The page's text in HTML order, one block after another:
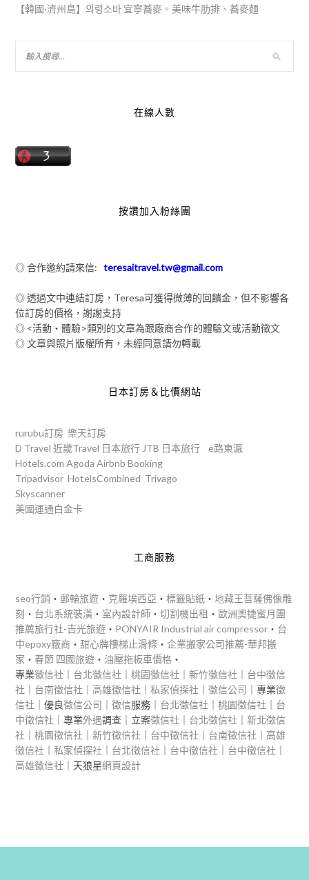
【韓國·濟州島】의령소바 宜寧蕎麥。美味牛肋排、蕎麥麵
在線人數
按讚加入粉絲團
◎ 合作邀約請來信:teresaitravel.tw@gmail.com
◎ 透過文中連結訂房，Teresa可獲得微薄的回饋金，但不影響各
位訂房的價格，謝謝支持
◎ <活動‧體驗>類別的文章為跟廠商合作的體驗文或活動徵文
◎ 文章與照片版權所有，未經同意請勿轉載
日本訂房＆比價網站
rurubu訂房 樂天訂房
D Travel 近畿Travel 日本旅行 JTB 日本旅行
e路東瀛
Hotels.com Agoda Airbnb Booking
Tripadvisor HotelsCombined Trivago
Skyscanner
美國運通白金卡
工商服務
seo行銷 ‧郵輪旅遊 ‧ 克羅埃西亞 ‧標籤貼紙 ‧地藏王菩薩佛像雕
刻 ‧ 台北系統裝潢 ‧ 室內設計師 ‧切割機出租 ‧歐洲奧捷蜜月團
推薦旅行社-吉光旅遊 ‧ PONYAIR Industrial air compressor ‧ 台
中epoxy廠商 ‧甜心牌樓梯止滑條 ‧企業搬家公司推薦-華邦搬
家 ‧春節 四國旅遊 ‧ 油壓拖板車價格 ‧
專業徵信社 台北徵信社 ｜桃園徵信社 ｜新竹徵信社
台中徵信
社
台南徵信社 高雄徵信社 ｜私家偵探社 ｜徵信公司 ｜專業徵
信社 ｜優良徵信公司 ｜徵信服務｜ 台北徵信社 ｜桃園徵信社
台
中徵信社 ｜專業外遇調查｜立案徵信社 台北徵信社 ｜新北徵信
社 ｜桃園徵信社 ｜新竹徵信社 台中徵信社 台南徵信社
高雄
徵信社 ｜私家偵探社 台北徵信社 台中徵信社 台中徵信社
高雄徵信社 ｜天狼星網頁設計